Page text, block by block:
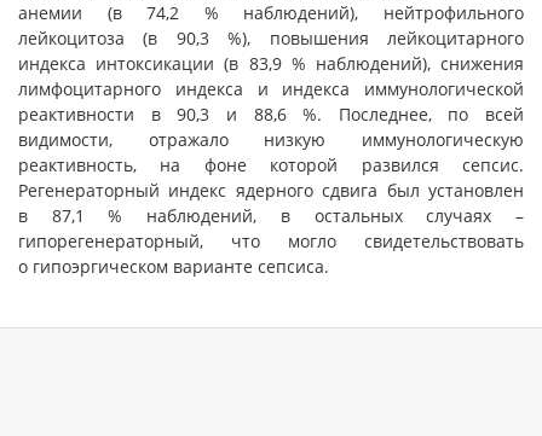
анемии (в 74,2 % наблюдений), нейтрофильного
лейкоцитоза (в 90,3 %), повышения лейкоцитарного
индекса интоксикации (в 83,9 % наблюдений), снижения
лимфоцитарного индекса и индекса иммунологической
реактивности в 90,3 и 88,6 %. Последнее, по всей
видимости, отражало низкую иммунологическую
реактивность, на фоне которой развился сепсис.
Регенераторный индекс ядерного сдвига был установлен
в 87,1 % наблюдений, в остальных случаях –
гипорегенераторный, что могло свидетельствовать
о гипоэргическом варианте сепсиса.